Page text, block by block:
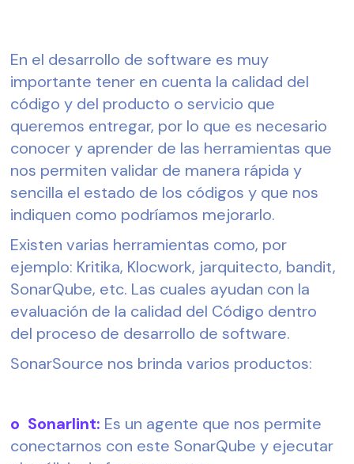
En el desarrollo de software es muy
importante tener en cuenta la calidad del
código y del producto o servicio que
queremos entregar, por lo que es necesario
conocer y aprender de las herramientas que
nos permiten validar de manera rápida y
sencilla el estado de los códigos y que nos
indiquen como podríamos mejorarlo.
Existen varias herramientas como, por
ejemplo: Kritika, Klocwork, jarquitecto, bandit,
SonarQube, etc. Las cuales ayudan con la
evaluación de la calidad del Código dentro
del proceso de desarrollo de software.
SonarSource nos brinda varios productos:
o  Sonarlint: Es un agente que nos permite
conectarnos con este SonarQube y ejecutar